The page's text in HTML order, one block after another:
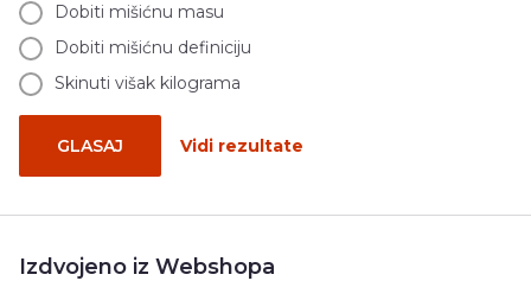
Dobiti mišićnu masu
Dobiti mišićnu definiciju
Skinuti višak kilograma
GLASAJ Vidi rezultate
Izdvojeno iz Webshopa